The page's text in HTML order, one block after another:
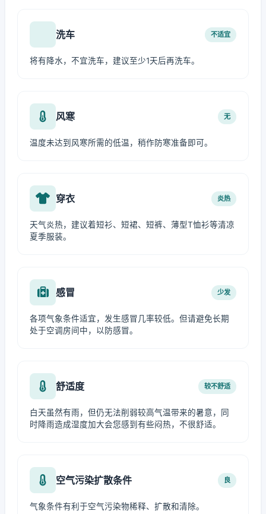
洗车 不适宜
将有降水，不宜洗车，建议至少1天后再洗车。
风寒 无
温度未达到风寒所需的低温，稍作防寒准备即可。
穿衣 炎热
天气炎热，建议着短衫、短裙、短裤、薄型T恤衫等清凉
夏季服装。
感冒 少发
各项气象条件适宜，发生感冒几率较低。但请避免长期
处于空调房间中，以防感冒。
舒适度 较不舒适
白天虽然有雨，但仍无法削弱较高气温带来的暑意，同
时降雨造成湿度加大会您感到有些闷热，不很舒适。
空气污染扩散条件 良
气象条件有利于空气污染物稀释、扩散和清除。